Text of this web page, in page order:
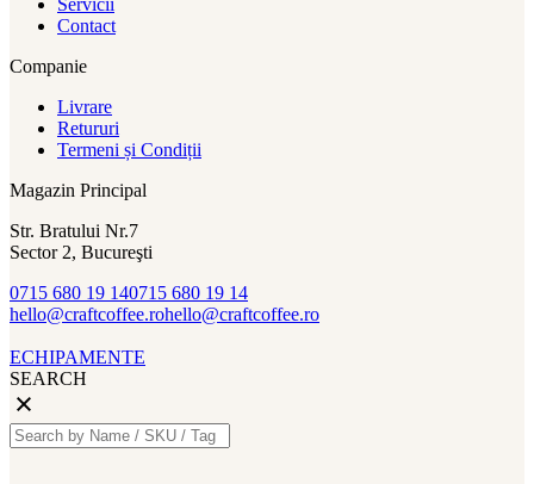
Servicii
Contact
Companie
Livrare
Retururi
Termeni și Condiții
Magazin Principal
Str. Bratului Nr.7
Sector 2, Bucureşti
0715 680 19 140715 680 19 14
hello@craftcoffee.rohello@craftcoffee.ro
ECHIPAMENTE
SEARCH